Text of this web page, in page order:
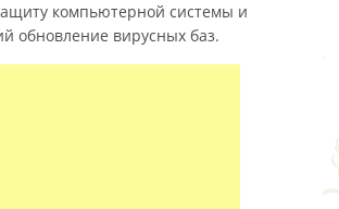
компьютерной системы и
обновление вирусных баз.